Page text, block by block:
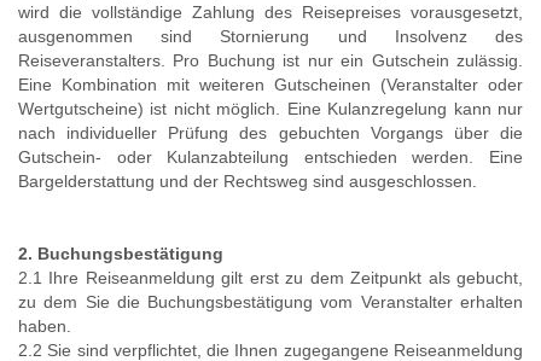
wird die vollständige Zahlung des Reisepreises vorausgesetzt,
ausgenommen sind Stornierung und Insolvenz des
Reiseveranstalters. Pro Buchung ist nur ein Gutschein zulässig.
Eine Kombination mit weiteren Gutscheinen (Veranstalter oder
Wertgutscheine) ist nicht möglich. Eine Kulanzregelung kann nur
nach individueller Prüfung des gebuchten Vorgangs über die
Gutschein- oder Kulanzabteilung entschieden werden. Eine
Bargelderstattung und der Rechtsweg sind ausgeschlossen.
2. Buchungsbestätigung
2.1 Ihre Reiseanmeldung gilt erst zu dem Zeitpunkt als gebucht,
zu dem Sie die Buchungsbestätigung vom Veranstalter erhalten
haben.
2.2 Sie sind verpflichtet, die Ihnen zugegangene Reiseanmeldung